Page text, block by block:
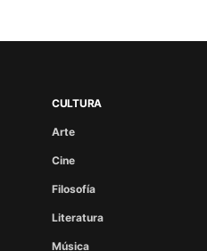
CULTURA
Arte
Cine
Filosofía
Literatura
Música